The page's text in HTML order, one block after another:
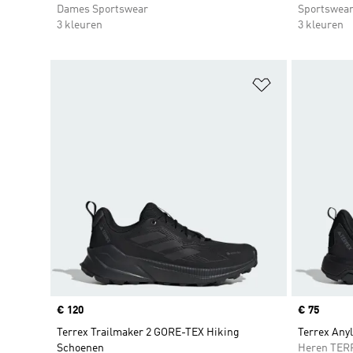
Dames Sportswear
3 kleuren
Sportswear
3 kleuren
Price
€ 120
Terrex Trailmaker 2 GORE-TEX Hiking
Schoenen
Price
€ 75
Terrex
Heren